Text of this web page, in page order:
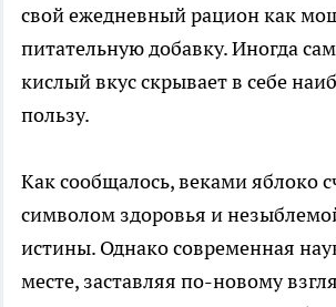
свой ежедневный рацион как
питательную добавку. Иногда
кислый вкус скрывает в себе
пользу.
Как сообщалось, веками яблоко
символом здоровья и
истины. Однако современная
месте, заставляя по-новому